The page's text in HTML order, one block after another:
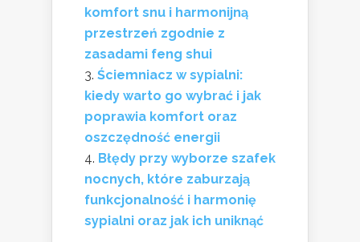
komfort snu i harmonijną
przestrzeń zgodnie z
zasadami feng shui
Ściemniacz w sypialni:
kiedy warto go wybrać i jak
poprawia komfort oraz
oszczędność energii
Błędy przy wyborze szafek
nocnych, które zaburzają
funkcjonalność i harmonię
sypialni oraz jak ich uniknąć